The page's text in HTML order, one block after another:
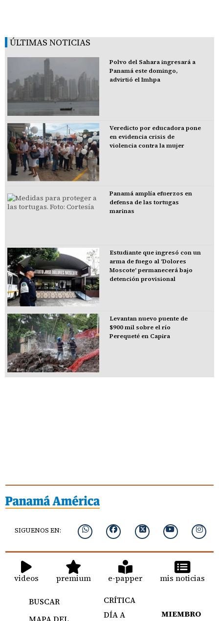
ÚLTIMAS NOTICIAS
Polvo del Sahara ingresará a
Panamá este domingo,
advirtió el Imhpa
Veredicto por educadora pone
en evidencia crisis de
violencia contra la mujer
Panamá amplía efuerzos en
defensa de las tortugas
marinas
Estudiante que ingresó con un
arma de fuego al 'Dolores
Moscote' permanecerá bajo
detención provisional
Levantan nuevo puente de
$900 mil sobre el río
Perequeté en Capira
SIGUENOS EN:
videos premium e-papper mis noticias
BUSCAR
CRÍTICA
DÍA A
MIEMBRO